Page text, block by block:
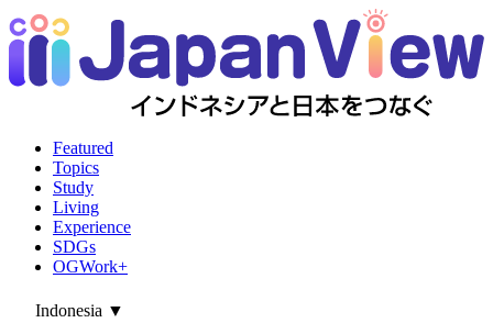
Featured
Topics
Study
Living
Experience
SDGs
OGWork+
Indonesia ▼